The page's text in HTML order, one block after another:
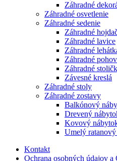
Záhradné
Záhradné osvetlenie
Záhradné sedenie
Záhradné
Záhradné lavice
Záhradné
Záhradné
Záhradné
Závesné kreslá
Záhradné stoly
Záhradné zostavy
Balkónový
Drevený
Kovový
Umelý
Kontakt
Ochrana osobných údajov